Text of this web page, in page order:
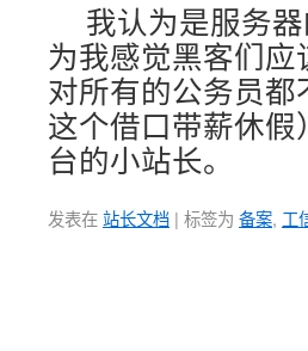
我认为是服务
为我感觉黑客们
对所有的公务员
这个借口带薪休
台的小站长。
发表在站长文档 | 标签为 备案, 工